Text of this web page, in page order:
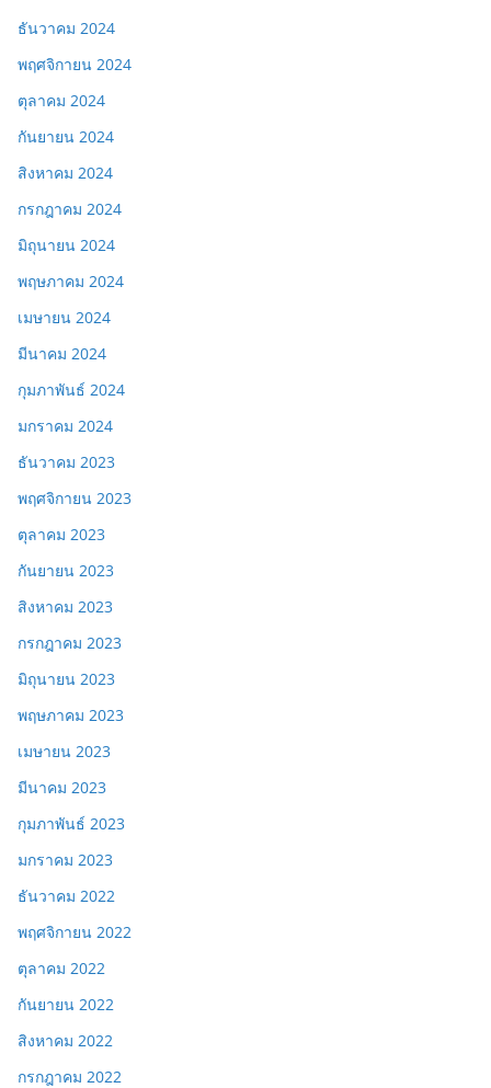
ธันวาคม 2024
พฤศจิกายน 2024
ตุลาคม 2024
กันยายน 2024
สิงหาคม 2024
กรกฎาคม 2024
มิถุนายน 2024
พฤษภาคม 2024
เมษายน 2024
มีนาคม 2024
กุมภาพันธ์ 2024
มกราคม 2024
ธันวาคม 2023
พฤศจิกายน 2023
ตุลาคม 2023
กันยายน 2023
สิงหาคม 2023
กรกฎาคม 2023
มิถุนายน 2023
พฤษภาคม 2023
เมษายน 2023
มีนาคม 2023
กุมภาพันธ์ 2023
มกราคม 2023
ธันวาคม 2022
พฤศจิกายน 2022
ตุลาคม 2022
กันยายน 2022
สิงหาคม 2022
กรกฎาคม 2022